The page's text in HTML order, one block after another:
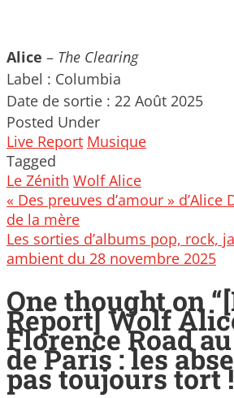
Alice – The Clearing
Label : Columbia
Date de sortie : 22 Août 2025
Posted Under
Live Report Musique
Tagged
Le Zénith Wolf Alice
Post
navigation
« Des preuves d’amour »
de la mère
Les sorties d’albums pop, rock,
ambient du 28 novembre 2025
One thought on “
Report] Wolf
Florence Road
de Paris : les
pas toujours tort !